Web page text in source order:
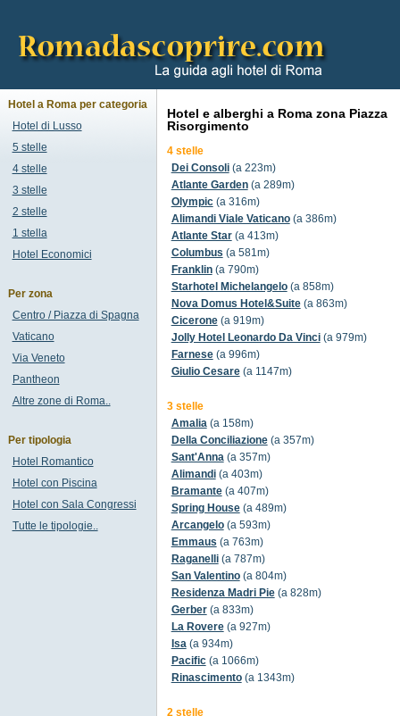
Hotel e alberghi a Roma zona Piazza
Risorgimento
4 stelle
Dei Consoli(a 223m)
Atlante Garden(a 289m)
Olympic(a 316m)
Alimandi Viale Vaticano(a 386m)
Atlante Star(a 413m)
Columbus (a 581m)
Franklin(a 790m)
Starhotel Michelangelo(a 858m)
Nova Domus Hotel&Suite(a 863m)
Cicerone(a 919m)
Jolly Hotel Leonardo Da Vinci(a 979m)
Farnese(a 996m)
Giulio Cesare(a 1147m)
3 stelle
Amalia(a 158m)
Della Conciliazione(a 357m)
Sant'Anna(a 357m)
Alimandi(a 403m)
Bramante(a 407m)
Spring House(a 489m)
Arcangelo(a 593m)
Emmaus (a 763m)
Raganelli(a 787m)
San Valentino(a 804m)
Residenza Madri Pie(a 828m)
Gerber(a 833m)
La Rovere(a 927m)
Isa(a 934m)
Pacific(a 1066m)
Rinascimento(a 1343m)
2 stelle
Hotel a Roma per categoria
Hotel di Lusso
5 stelle
4 stelle
3 stelle
2 stelle
1 stella
Hotel Economici
Per zona
Centro / Piazza di Spagna
Vaticano
Via Veneto
Pantheon
Altre zone di Roma..
Per tipologia
Hotel Romantico
Hotel con Piscina
Hotel con Sala Congressi
Tutte le tipologie..